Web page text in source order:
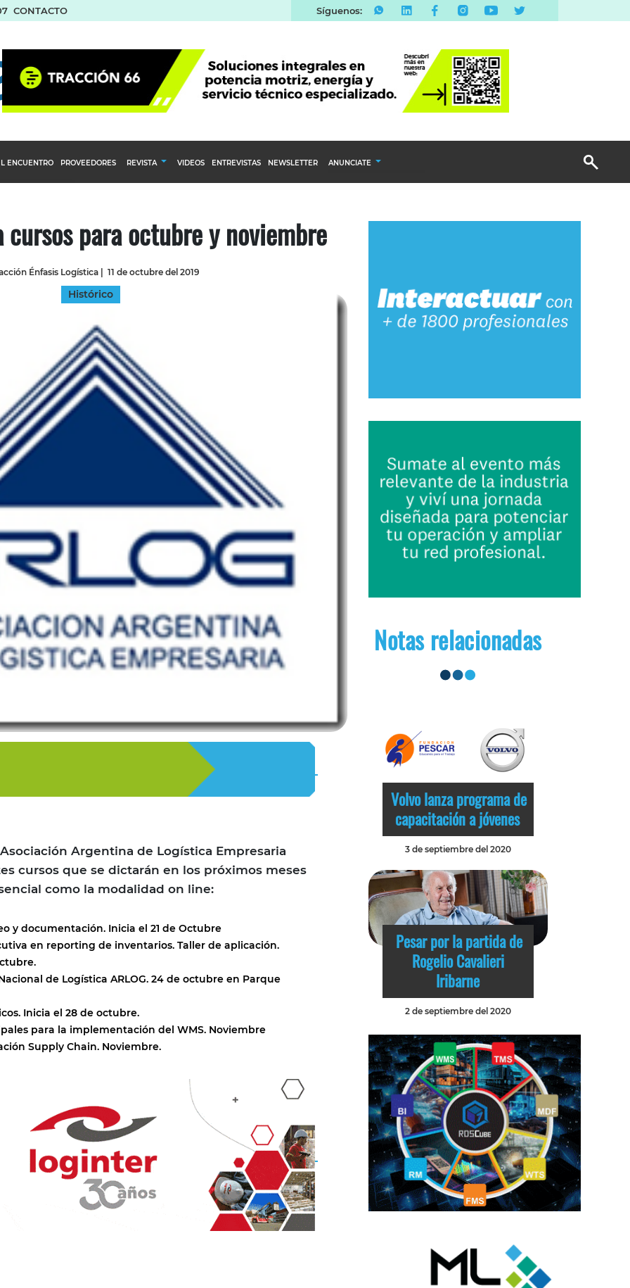
CONTACTO Síguenos:
ENCUENTRO PROVEEDORES REVISTA
SUSCRÍBASE
VIDEOS ENTREVISTAS NEWSLETTER ANUNCIATE
Email Marketing
cursos para octubre y noviembre
Énfasis Logística 11 de octubre del 2019
Histórico
Argentina de Logística Empresaria
cursos que se dictarán en los próximos meses
como la modalidad on line:
y documentación. Inicia el 21 de Octubre
en reporting de inventarios. Taller de aplicación.
de Logística ARLOG. 24 de octubre en Parque
Inicia el 28 de octubre.
para la implementación del WMS. Noviembre
Supply Chain. Noviembre.
Notas relacionadas
Volvo lanza programa de
capacitación a jóvenes
3 de septiembre del 2020
Pesar por la partida de
Rogelio Cavalieri
Iribarne
2 de septiembre del 2020